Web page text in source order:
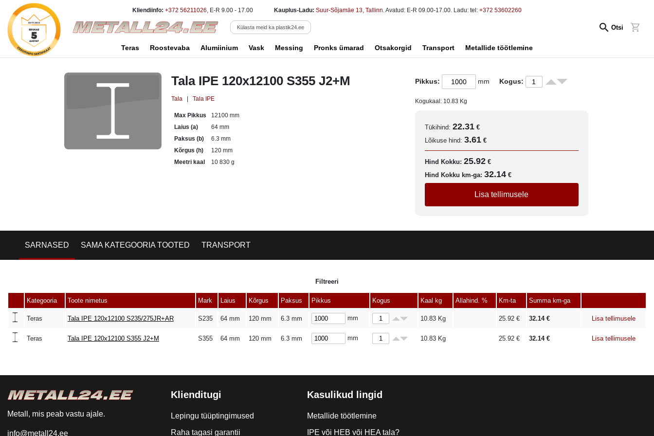
Kliendiinfo: +372 56211026, E-R 9.00 - 17.00 Kauplus-Ladu: Suur-Sõjamäe 13, Tallinn. Avatud: E-R 09.00-17.00. Ladu: tel: +372 53602260
Külasta meid ka plastik24.ee Otsi
Teras Roostevaba Alumiinium Vask Messing Pronks ümarad Otsakorgid Transport Metallide töötlemine
Tala IPE 120x12100 S355 J2+M
Tala Tala IPE
Max Pikkus
12100 mm
Laius (a)
64 mm
Paksus (b)
6.3 mm
Kõrgus (h)
120 mm
Meetri kaal
10 830 g
Pikkus: mm Kogus:
Kogukaal: 10.83 Kg
Tükihind: 22.31 €
Lõikuse hind: 3.61 €
Hind Kokku: 25.92 €
Hind Kokku km-ga: 32.14 €
Lisa tellimusele
SARNASED SAMA KATEGOORIA TOOTED TRANSPORT
Filtreeri
Kategooria Toote nimetus Mark Laius Kõrgus Paksus Pikkus Kogus Kaal kg Allahind. % Km-ta Summa km-ga
Teras Tala IPE 120x12100 S235/275JR+AR S235 64 mm 120 mm 6.3 mm mm 10.83 Kg 25.92 € 32.14€ Lisa tellimusele
Teras Tala IPE 120x12100 S355 J2+M S355 64 mm 120 mm 6.3 mm mm 10.83 Kg 25.92 € 32.14€ Lisa tellimusele
Metall, mis peab vastu ajale.
info@metall24.ee
Klienditugi
Lepingu tüüptingimused
Raha tagasi garantii
Kasulikud lingid
Metallide töötlemine
IPE või HEB või HEA tala?